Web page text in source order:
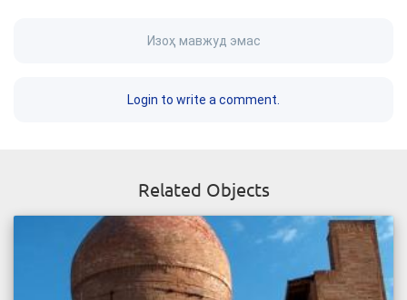
Изоҳ мавжуд эмас
Login to write a comment.
Related Objects